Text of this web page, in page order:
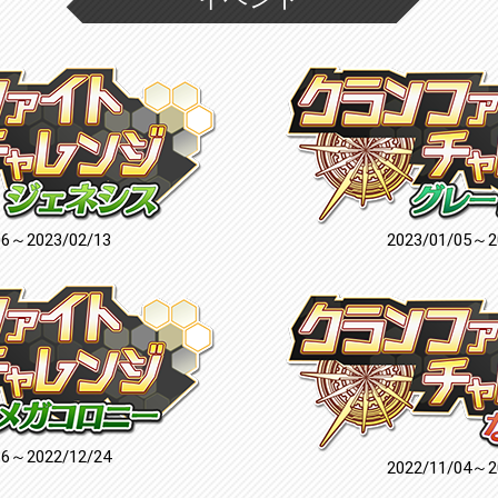
～2023/02/13 2023/01/05～
～2022/12/24
2022/11/04～